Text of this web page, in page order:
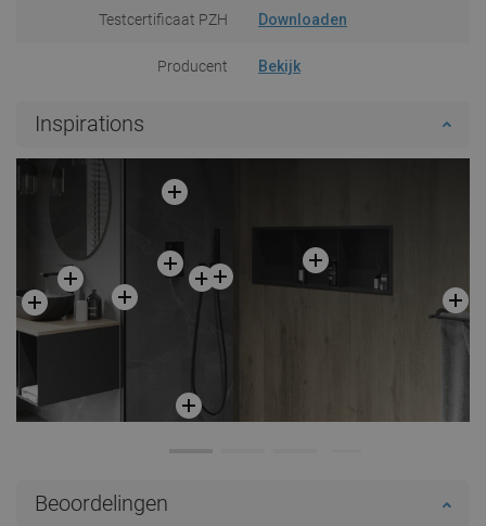
Testcertificaat PZH Downloaden
Producent Bekijk
Inspirations
Beoordelingen